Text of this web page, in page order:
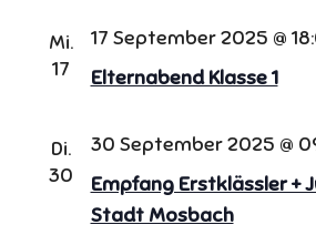
Mi.
17
Elternabend Klasse 1
17 September 2025 @
Di.
30
Empfang Erstklässler +
Stadt Mosbach
30 September 2025 @